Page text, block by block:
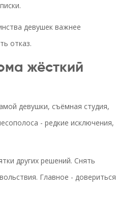
девушек важнее
отказ.
жёсткий
девушки, съёмная студия,
- редкие исключения,
других решений. Снять
Главное - довериться